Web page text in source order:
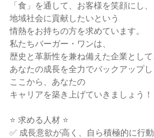
「食」を通して、お客様を笑顔にし、
地域社会に貢献したいという
情熱をお持ちの方を求めています。
私たちバーガー・ワンは、
歴史と革新性を兼ね備えた企業として
あなたの成長を全力でバックアップし
ここから、あなたの
キャリアを築き上げていきましょう！
⭐ 求める人材 ⭐
✅ 成長意欲が高く、自ら積極的に行